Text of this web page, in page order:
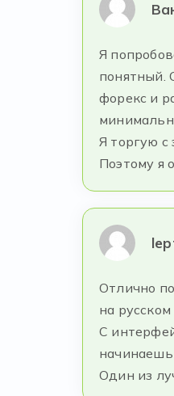
Я
понятный.
форекс и
Я торгую с
Поэтому я
Отлично
на
С
Один из